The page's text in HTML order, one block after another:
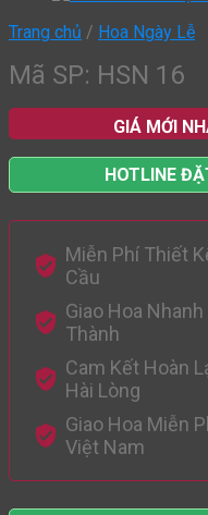
Trang chủ / Hoa Ngày Lễ
Mã SP: HSN 16
GIÁ MỚI
HOTLINE
Miễn Phí Thiết
Cầu
Giao Hoa
Thành
Cam Kết Hoàn
Hài Lòng
Giao Hoa Miễn
Việt Nam